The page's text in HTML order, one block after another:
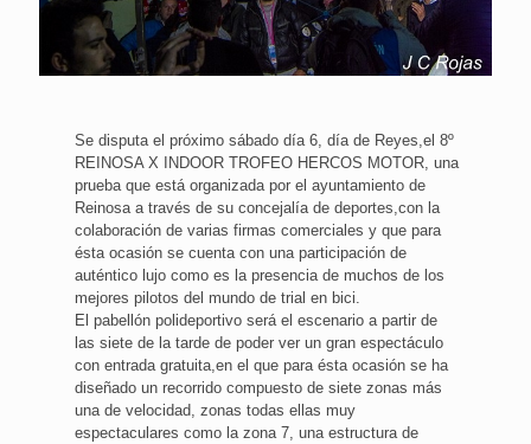
Se disputa el próximo sábado día 6, día de Reyes,el 8º
REINOSA X INDOOR TROFEO HERCOS MOTOR, una
prueba que está organizada por el ayuntamiento de
Reinosa a través de su concejalía de deportes,con la
colaboración de varias firmas comerciales y que para
ésta ocasión se cuenta con una participación de
auténtico lujo como es la presencia de muchos de los
mejores pilotos del mundo de trial en bici.
El pabellón polideportivo será el escenario a partir de
las siete de la tarde de poder ver un gran espectáculo
con entrada gratuita,en el que para ésta ocasión se ha
diseñado un recorrido compuesto de siete zonas más
una de velocidad, zonas todas ellas muy
espectaculares como la zona 7, una estructura de